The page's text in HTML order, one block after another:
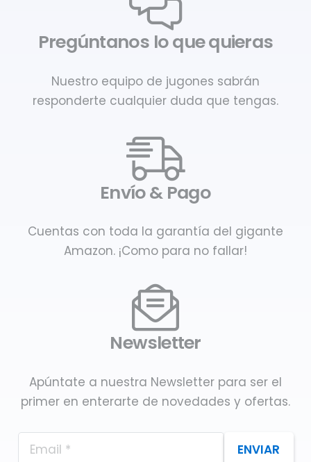
Pregúntanos lo que quieras
Nuestro equipo de jugones sabrán
responderte cualquier duda que tengas.
Envío & Pago
Cuentas con toda la garantía del gigante
Amazon. ¡Como para no fallar!
Newsletter
Apúntate a nuestra Newsletter para ser el
primer en enterarte de novedades y ofertas.
ENVIAR